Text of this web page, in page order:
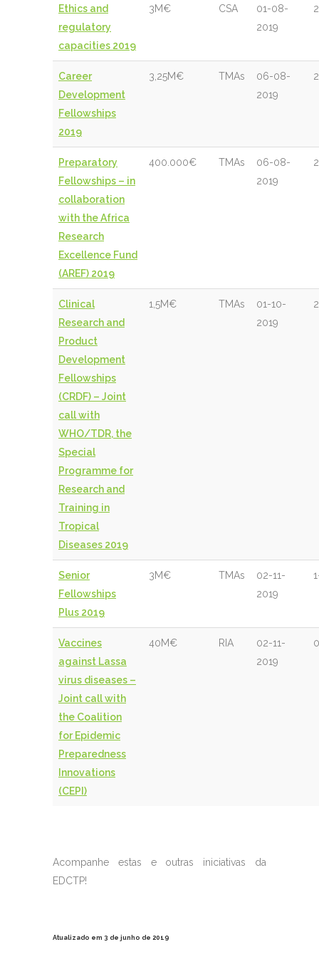
Ethics and
regulatory
capacities 2019
3M€ CSA
01-08-
2019
Career
Development
Fellowships
2019
3,25M€ TMAs
06-08-
2019
Preparatory
Fellowships – in
collaboration
with the Africa
Research
Excellence Fund
(AREF) 2019
400.000€ TMAs
06-08-
2019
Clinical
Research and
Product
Development
Fellowships
(CRDF) – Joint
call with
WHO/TDR, the
Special
Programme for
Research and
Training in
Tropical
Diseases 2019
1,5M€ TMAs
01-10-
2019
Senior
Fellowships
Plus 2019
3M€ TMAs
02-11-
2019
Vaccines
against Lassa
virus diseases –
Joint call with
the Coalition
for Epidemic
Preparedness
Innovations
(CEPI)
40M€ RIA
02-11-
2019
Acompanhe estas e outras iniciativas da
EDCTP!
Atualizado em 3 de junho de 2019